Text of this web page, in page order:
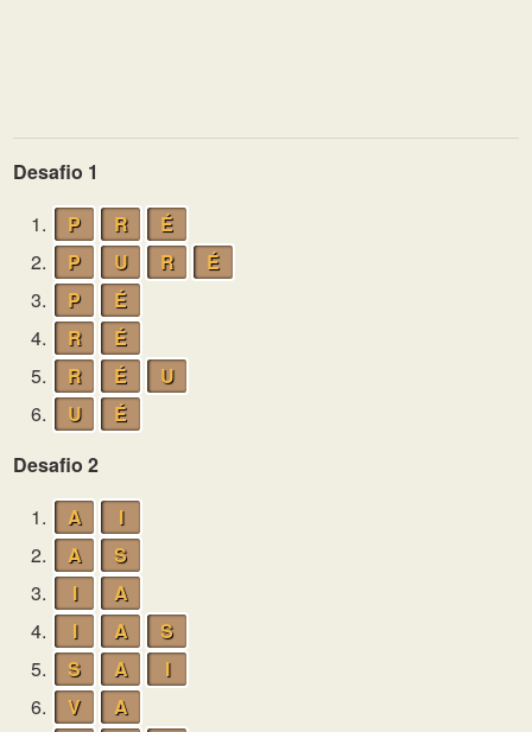
Desafio 1
1.
P R
É
2.
P U R
É
3.
P
É
4.
R
É
5.
R É
U
6.
U
É
Desafio 2
1.
A
I
2.
A
S
3.
I
A
4.
I A
S
5.
S A
I
6.
V
A